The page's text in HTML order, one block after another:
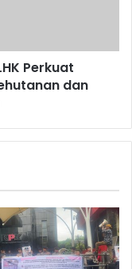
Perkuat
dan